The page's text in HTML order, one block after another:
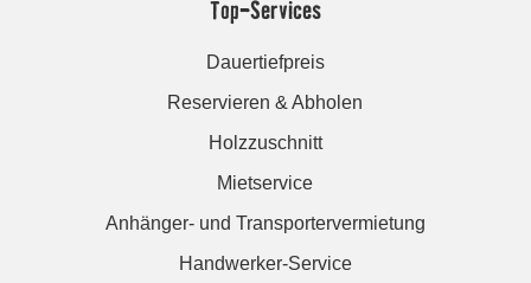
Top-Services
Dauertiefpreis
Reservieren & Abholen
Holzzuschnitt
Mietservice
Anhänger- und Transportervermietung
Handwerker-Service